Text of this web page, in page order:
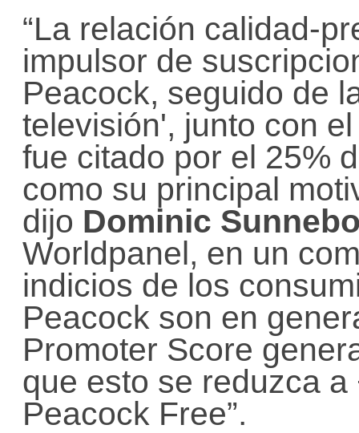
“La relación calidad-
impulsor de
Peacock, seguido de
televisión', junto con
fue citado por el 25%
como su principal
dijo Dominic
Worldpanel, en un
indicios de los
Peacock son en
Promoter Score
que esto se reduzca
Peacock Free”.